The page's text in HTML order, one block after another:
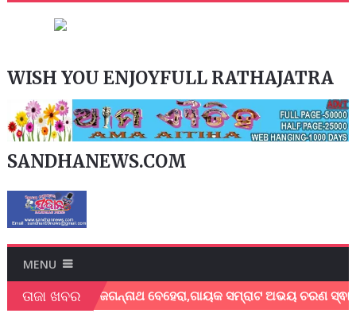
WISH YOU ENJOYFULL RATHAJATRA
SANDHANEWS.COM
MENU
ତାଜା ଖବର
ଶେଖର ଜଗନ୍ନାଥ ବେହେରା,ଗାୟକ ସମ୍ରାଟ ଅଭୟ ଚରଣ